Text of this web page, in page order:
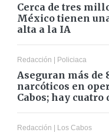
Cerca de tres
México tienen
alta a la IA
Redacción | Policiaca
Aseguran más de
narcóticos en
Cabos; hay cuatro
Redacción | Los Cabos